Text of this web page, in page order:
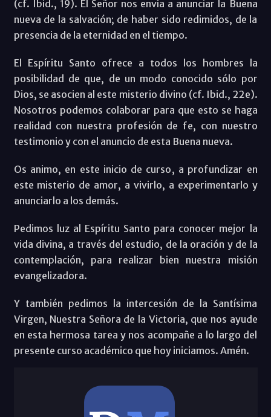
(cf. Ibid., 19). El Señor nos envía a anunciar la Buena
nueva de la salvación; de haber sido redimidos, de la
presencia de la eternidad en el tiempo.
El Espíritu Santo ofrece a todos los hombres la
posibilidad de que, de un modo conocido sólo por
Dios, se asocien al este misterio divino (cf. Ibid., 22e).
Nosotros podemos colaborar para que esto se haga
realidad con nuestra profesión de fe, con nuestro
testimonio y con el anuncio de esta Buena nueva.
Os animo, en este inicio de curso, a profundizar en
este misterio de amor, a vivirlo, a experimentarlo y
anunciarlo a los demás.
Pedimos luz al Espíritu Santo para conocer mejor la
vida divina, a través del estudio, de la oración y de la
contemplación, para realizar bien nuestra misión
evangelizadora.
Y también pedimos la intercesión de la Santísima
Virgen, Nuestra Señora de la Victoria, que nos ayude
en esta hermosa tarea y nos acompañe a lo largo del
presente curso académico que hoy iniciamos. Amén.